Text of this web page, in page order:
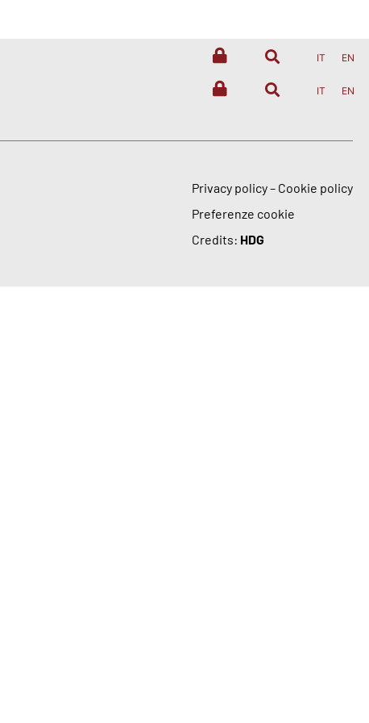
IT EN
IT EN
Privacy policy– Cookie policy
Preferenze cookie
Credits: HDG